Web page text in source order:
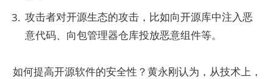
攻击者对开源生态的攻击，比如向开源库中注入恶
意代码、向包管理器仓库投放恶意组件等。
如何提高开源软件的安全性？黄永刚认为，从技术上，